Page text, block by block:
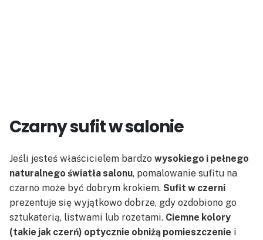
Czarny sufit w salonie
Jeśli jesteś właścicielem bardzo wysokiego i pełnego
naturalnego światła salonu, pomalowanie sufitu na
czarno może być dobrym krokiem. Sufit w czerni
prezentuje się wyjątkowo dobrze, gdy ozdobiono go
sztukaterią, listwami lub rozetami. Ciemne kolory
(takie jak czerń) optycznie obniżą pomieszczenie i